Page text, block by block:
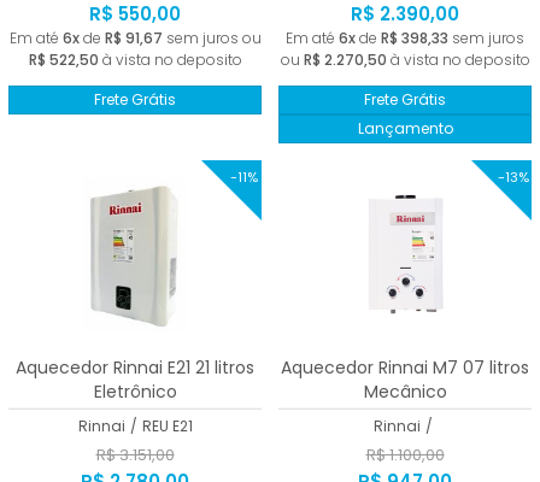
R$ 550,00
Em até 6xde R$ 91,67 sem juros ou
R$ 522,50 à vista no deposito
Frete Grátis
R$ 2.390,00
Em até 6xde R$ 398,33 sem juros
ou R$ 2.270,50 à vista no deposito
Frete Grátis
Lançamento
-11%
Aquecedor Rinnai E21 21 litros
Eletrônico
Rinnai / REU E21
R$ 3.151,00
-13%
Aquecedor Rinnai M7 07 litros
Mecânico
Rinnai /
R$ 1.100,00